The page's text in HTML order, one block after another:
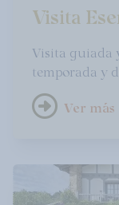
Visita
Visita guiada
temporada y
Ver más